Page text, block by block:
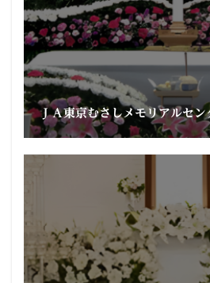
ＪＡ東京むさしメモリアルセン